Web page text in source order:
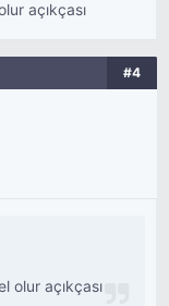
açıkçası
#4
olur açıkçası